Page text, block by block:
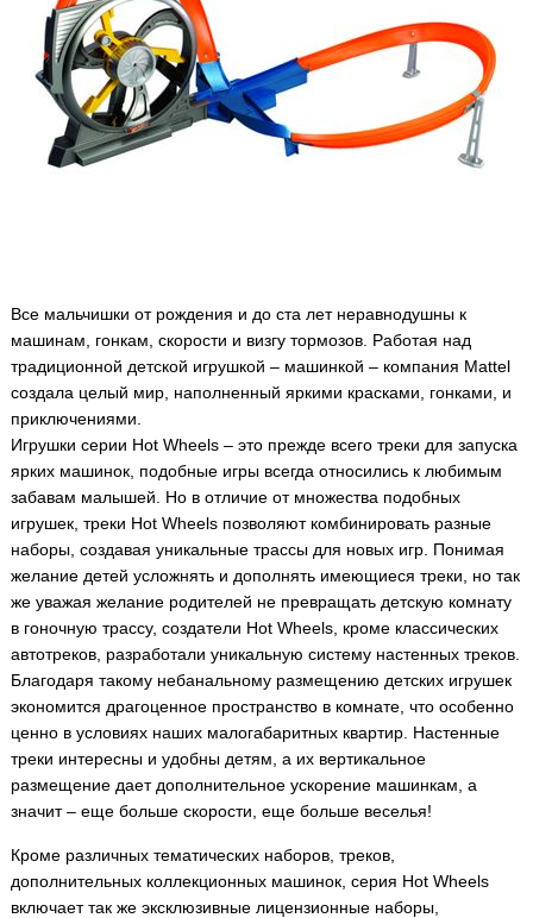
Все мальчишки от рождения и до ста лет неравнодушны к
машинам, гонкам, скорости и визгу тормозов. Работая над
традиционной детской игрушкой – машинкой – компания Mattel
создала целый мир, наполненный яркими красками, гонками, и
приключениями.
Игрушки серии Hot Wheels – это прежде всего треки для запуска
ярких машинок, подобные игры всегда относились к любимым
забавам малышей. Но в отличие от множества подобных
игрушек, треки Hot Wheels позволяют комбинировать разные
наборы, создавая уникальные трассы для новых игр. Понимая
желание детей усложнять и дополнять имеющиеся треки, но так
же уважая желание родителей не превращать детскую комнату
в гоночную трассу, создатели Hot Wheels, кроме классических
автотреков, разработали уникальную систему настенных треков.
Благодаря такому небанальному размещению детских игрушек
экономится драгоценное пространство в комнате, что особенно
ценно в условиях наших малогабаритных квартир. Настенные
треки интересны и удобны детям, а их вертикальное
размещение дает дополнительное ускорение машинкам, а
значит – еще больше скорости, еще больше веселья!
Кроме различных тематических наборов, треков,
дополнительных коллекционных машинок, серия Hot Wheels
включает так же эксклюзивные лицензионные наборы,